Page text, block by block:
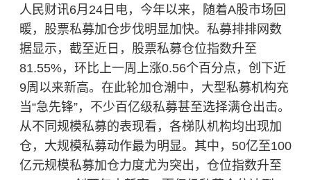
人民财讯6月24日电，今年以来，随着A股市场回
暖，股票私募加仓步伐明显加快。私募排排网数
据显示，截至近日，股票私募仓位指数升至
81.55%，环比上一周上涨0.56个百分点，创下近
9周以来新高。在此轮加仓潮中，大型私募机构充
当“急先锋”，不少百亿级私募甚至选择满仓出击。
从不同规模私募的表现看，各梯队机构均出现加
仓，大规模私募动作最为明显。其中，50亿至100
亿元规模私募加仓力度尤为突出，仓位指数升至